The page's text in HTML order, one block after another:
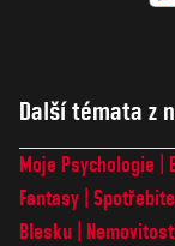
Další témata z
Moje Psychologie
Fantasy
Blesku